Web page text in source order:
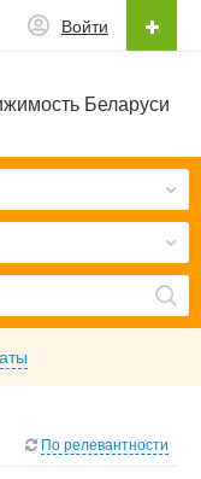
Беларуси
Войти
По релевантности